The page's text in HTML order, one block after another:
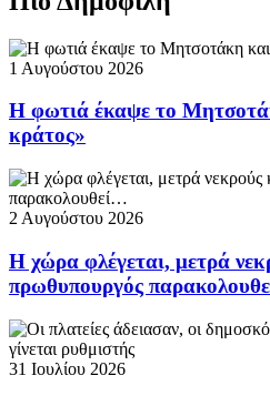
1 Αυγούστου 2026
Η φωτιά έκαψε το
κράτος»
2 Αυγούστου 2026
Η χώρα φλέγεται, μετρά
πρωθυπουργός
31 Ιουλίου 2026